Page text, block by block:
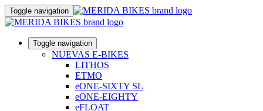
Toggle navigation
Toggle navigation
NUEVAS E-BIKES
LITHOS
ETMO
eONE-SIXTY SL
eONE-EIGHTY
eFLOAT